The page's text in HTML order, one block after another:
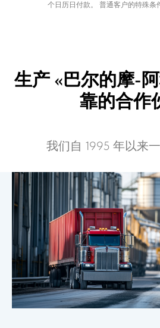
个日历日付款。 普通客户的特殊条
生产 «巴尔的摩-
靠的合作
我们自 1995 年以来